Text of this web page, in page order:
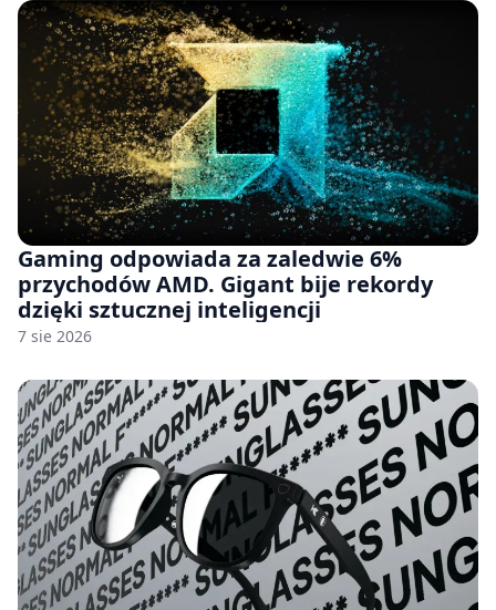
Gaming odpowiada za zaledwie 6%
przychodów AMD. Gigant bije rekordy
dzięki sztucznej inteligencji
7 sie 2026